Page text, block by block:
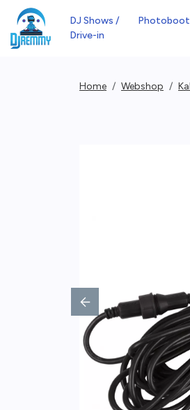
DJ Shows /
Drive-in
Home Webshop
Previous